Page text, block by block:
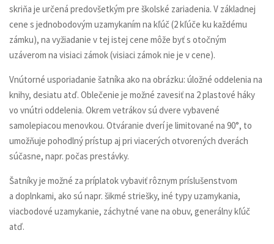
skriňa je určená predovšetkým pre školské zariadenia. V základnej
cene s jednobodovým uzamykaním na kľúč (2 kľúče ku každému
zámku), na vyžiadanie v tej istej cene môže byť s otočným
uzáverom na visiaci zámok (visiaci zámok nie je v cene).
Vnútorné usporiadanie šatníka ako na obrázku: úložné oddelenia na
knihy, desiatu atď. Oblečenie je možné zavesiť na 2 plastové háky
vo vnútri oddelenia. Okrem vetrákov sú dvere vybavené
samolepiacou menovkou. Otváranie dverí je limitované na 90°, to
umožňuje pohodlný prístup aj pri viacerých otvorených dverách
súčasne, napr. počas prestávky.
Šatníky je možné za príplatok vybaviť rôznym príslušenstvom
a doplnkami, ako sú napr. šikmé striešky, iné typy uzamykania,
viacbodové uzamykanie, záchytné vane na obuv, generálny kľúč
atď.